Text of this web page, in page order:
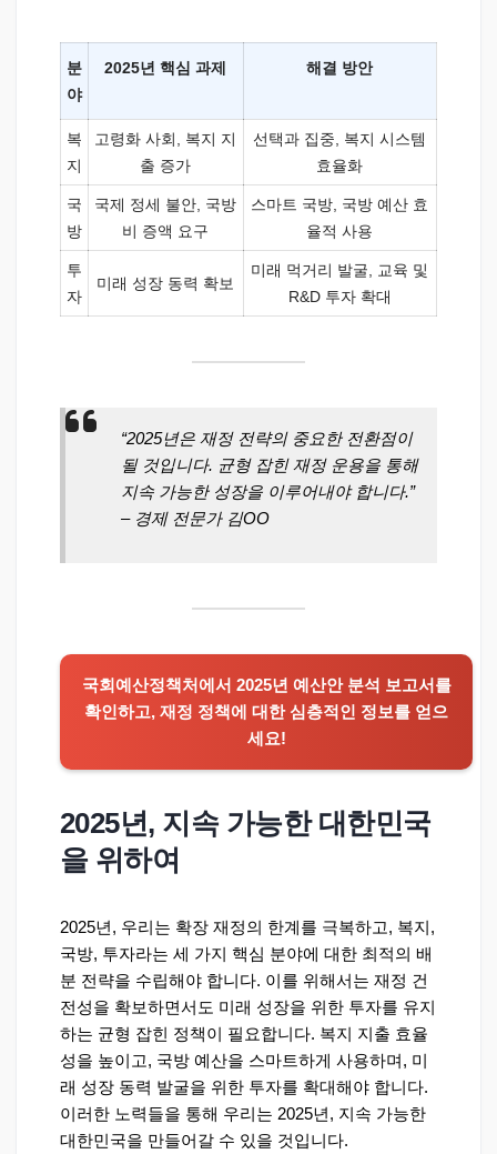
분
야
2025년 핵심 과제 해결 방안
복
지
고령화 사회, 복지 지
출 증가
선택과 집중, 복지 시스템
효율화
국
방
국제 정세 불안, 국방
비 증액 요구
스마트 국방, 국방 예산 효
율적 사용
투
자
미래 성장 동력 확보
미래 먹거리 발굴, 교육 및
R&D 투자 확대
“2025년은 재정 전략의 중요한 전환점이
될 것입니다. 균형 잡힌 재정 운용을 통해
지속 가능한 성장을 이루어내야 합니다.”
– 경제 전문가 김OO
국회예산정책처에서 2025년 예산안 분석 보고서를
확인하고, 재정 정책에 대한 심층적인 정보를 얻으
세요!
2025년, 지속 가능한 대한민국
을 위하여
2025년, 우리는 확장 재정의 한계를 극복하고, 복지,
국방, 투자라는 세 가지 핵심 분야에 대한 최적의 배
분 전략을 수립해야 합니다. 이를 위해서는 재정 건
전성을 확보하면서도 미래 성장을 위한 투자를 유지
하는 균형 잡힌 정책이 필요합니다. 복지 지출 효율
성을 높이고, 국방 예산을 스마트하게 사용하며, 미
래 성장 동력 발굴을 위한 투자를 확대해야 합니다.
이러한 노력들을 통해 우리는 2025년, 지속 가능한
대한민국을 만들어갈 수 있을 것입니다.